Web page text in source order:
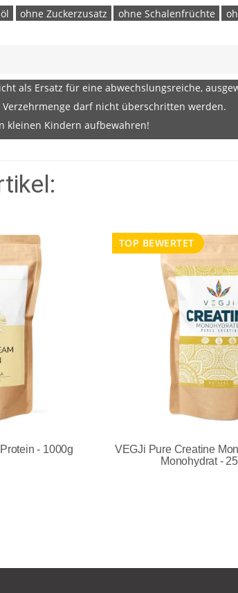
ohne Zuckerzusatz ohne Schalenfrüchte
als Ersatz für eine abwechslungsreiche,
darf nicht überschritten werden.
kleinen Kindern aufbewahren!
- 1000g
TOP BEWERTET
VEGJi Pure Creatine
Monohydrat -